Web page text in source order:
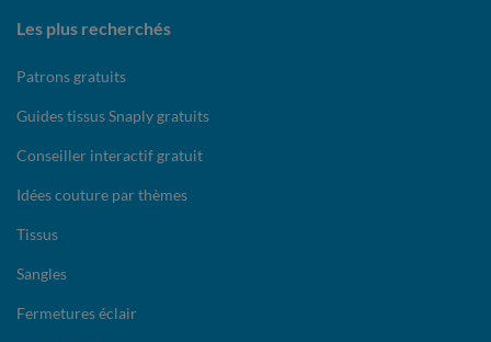
Les plus recherchés
Patrons gratuits
Guides tissus Snaply gratuits
Conseiller interactif gratuit
Idées couture par thèmes
Tissus
Sangles
Fermetures éclair